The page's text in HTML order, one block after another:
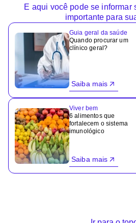
E aqui você pode se informar
importante para
Guia geral da saúde
Quando procurar um
clínico geral?
Saiba mais
Viver bem
6 alimentos que
fortalecem o sistema
imunológico
Saiba mais